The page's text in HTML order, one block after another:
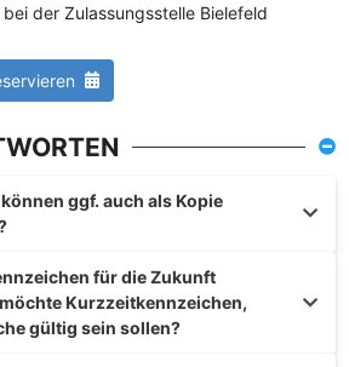
der Zulassungsstelle Bielefeld
ggf. auch als Kopie
für die Zukunft
Kurzzeitkennzeichen,
gültig sein sollen?